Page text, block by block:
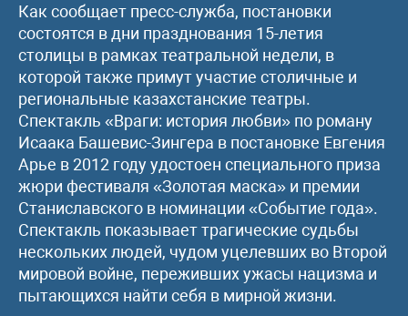
Как сообщает пресс-служба, постановки
состоятся в дни празднования 15-летия
столицы в рамках театральной недели, в
которой также примут участие столичные и
региональные казахстанские театры.
Спектакль «Враги: история любви» по роману
Исаака Башевис-Зингера в постановке Евгения
Арье в 2012 году удостоен специального приза
жюри фестиваля «Золотая маска» и премии
Станиславского в номинации «Событие года».
Спектакль показывает трагические судьбы
нескольких людей, чудом уцелевших во Второй
мировой войне, переживших ужасы нацизма и
пытающихся найти себя в мирной жизни.